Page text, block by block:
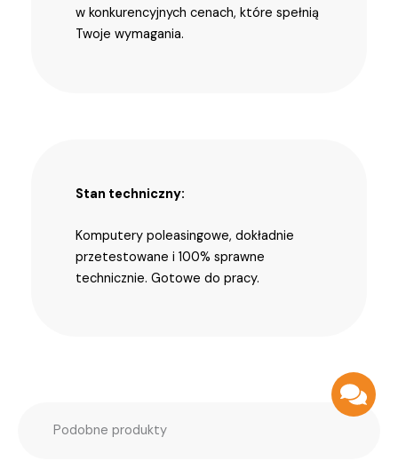
w konkurencyjnych cenach, które spełnią
Twoje wymagania.
Stan techniczny:
Komputery poleasingowe, dokładnie
przetestowane i 100% sprawne
technicznie. Gotowe do pracy.
Podobne produkty